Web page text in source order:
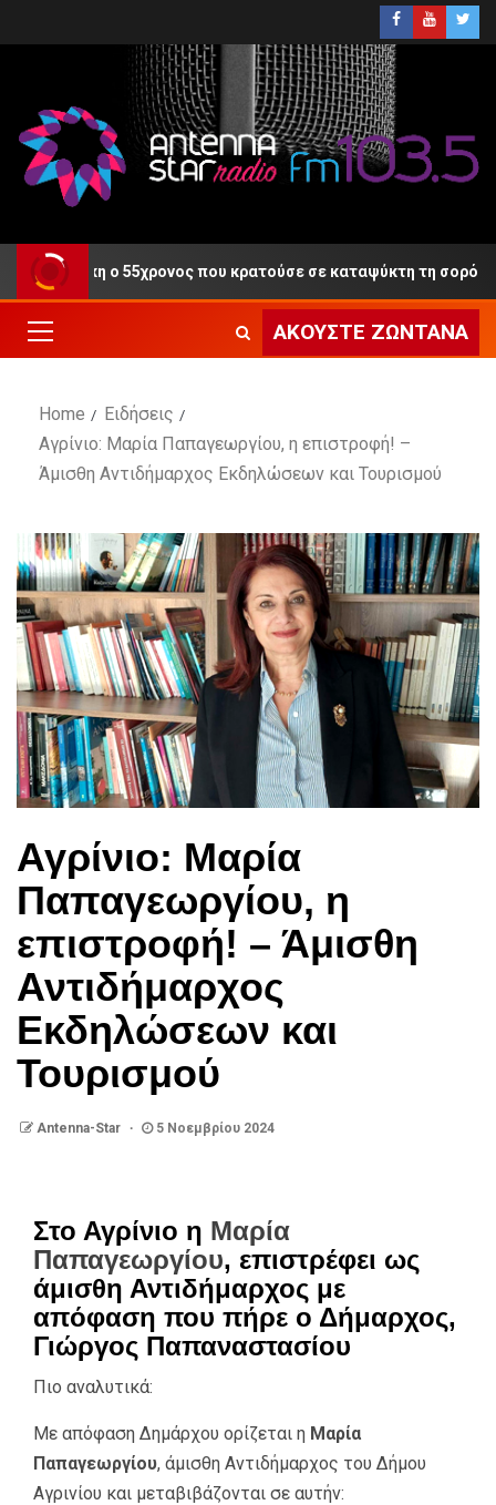
Δίκη ο 55χρονος που κρατούσε σε καταψύκτη τη σορό του
ΑΚΟΎΣΤΕ ΖΩΝΤΑΝΆ
Home
Ειδήσεις
Αγρίνιο: Μαρία Παπαγεωργίου, η επιστροφή! –
Άμισθη Αντιδήμαρχος Εκδηλώσεων και Τουρισμού
Αγρίνιο: Μαρία
Παπαγεωργίου, η
επιστροφή! – Άμισθη
Αντιδήμαρχος
Εκδηλώσεων και
Τουρισμού
Antenna-Star 5 Νοεμβρίου 2024
Στο Αγρίνιο η Μαρία
Παπαγεωργίου, επιστρέφει ως
άμισθη Αντιδήμαρχος με
απόφαση που πήρε ο Δήμαρχος,
Γιώργος Παπαναστασίου
Πιο αναλυτικά:
Με απόφαση Δημάρχου ορίζεται η Μαρία
Παπαγεωργίου, άμισθη Αντιδήμαρχος του Δήμου
Αγρινίου και μεταβιβάζονται σε αυτήν: